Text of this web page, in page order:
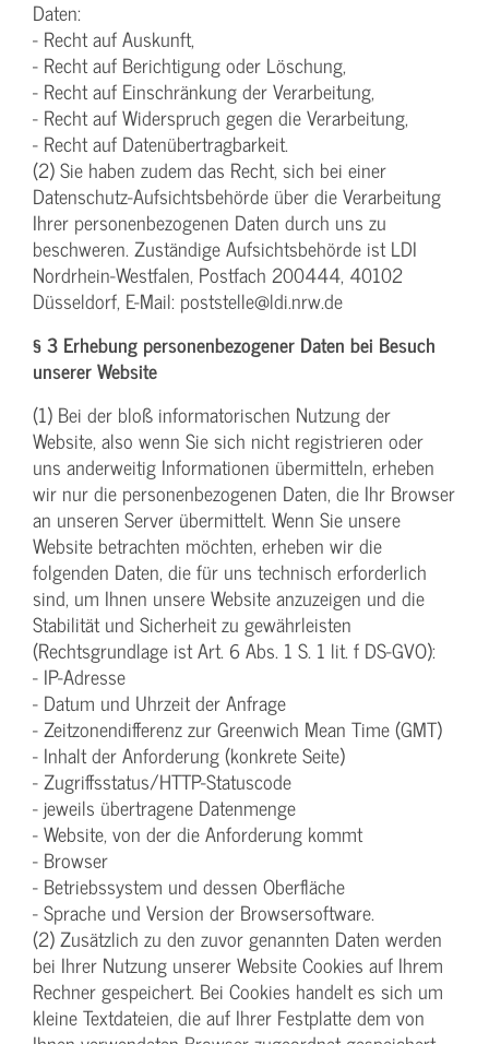
Daten:
- Recht auf Auskunft,
- Recht auf Berichtigung oder Löschung,
- Recht auf Einschränkung der Verarbeitung,
- Recht auf Widerspruch gegen die Verarbeitung,
- Recht auf Datenübertragbarkeit.
(2) Sie haben zudem das Recht, sich bei einer
Datenschutz-Aufsichtsbehörde über die Verarbeitung
Ihrer personenbezogenen Daten durch uns zu
beschweren. Zuständige Aufsichtsbehörde ist LDI
Nordrhein-Westfalen, Postfach 200444, 40102
Düsseldorf, E-Mail: poststelle@ldi.nrw.de
§ 3 Erhebung personenbezogener Daten bei Besuch
unserer Website
(1) Bei der bloß informatorischen Nutzung der
Website, also wenn Sie sich nicht registrieren oder
uns anderweitig Informationen übermitteln, erheben
wir nur die personenbezogenen Daten, die Ihr Browser
an unseren Server übermittelt. Wenn Sie unsere
Website betrachten möchten, erheben wir die
folgenden Daten, die für uns technisch erforderlich
sind, um Ihnen unsere Website anzuzeigen und die
Stabilität und Sicherheit zu gewährleisten
(Rechtsgrundlage ist Art. 6 Abs. 1 S. 1 lit. f DS-GVO):
- IP-Adresse
- Datum und Uhrzeit der Anfrage
- Zeitzonendifferenz zur Greenwich Mean Time (GMT)
- Inhalt der Anforderung (konkrete Seite)
- Zugriffsstatus/HTTP-Statuscode
- jeweils übertragene Datenmenge
- Website, von der die Anforderung kommt
- Browser
- Betriebssystem und dessen Oberfläche
- Sprache und Version der Browsersoftware.
(2) Zusätzlich zu den zuvor genannten Daten werden
bei Ihrer Nutzung unserer Website Cookies auf Ihrem
Rechner gespeichert. Bei Cookies handelt es sich um
kleine Textdateien, die auf Ihrer Festplatte dem von